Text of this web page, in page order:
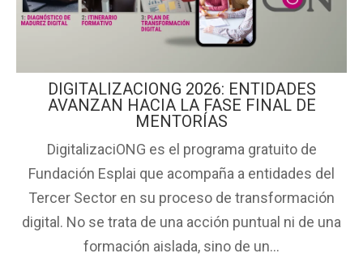
DIGITALIZACIONG 2026: ENTIDADES
AVANZAN HACIA LA FASE FINAL DE
MENTORÍAS
DigitalizaciONG es el programa gratuito de
Fundación Esplai que acompaña a entidades del
Tercer Sector en su proceso de transformación
digital. No se trata de una acción puntual ni de una
formación aislada, sino de un...